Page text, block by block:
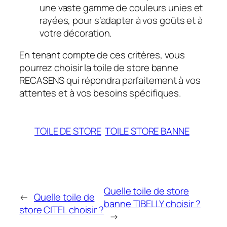
une vaste gamme de couleurs unies et
rayées, pour s’adapter à vos goûts et à
votre décoration.
En tenant compte de ces critères, vous
pourrez choisir la toile de store banne
RECASENS qui répondra parfaitement à vos
attentes et à vos besoins spécifiques.
TOILE DE STORE TOILE STORE BANNE
← Quelle toile de
store CITEL choisir ?
Quelle toile de store
banne TIBELLY choisir ?
→